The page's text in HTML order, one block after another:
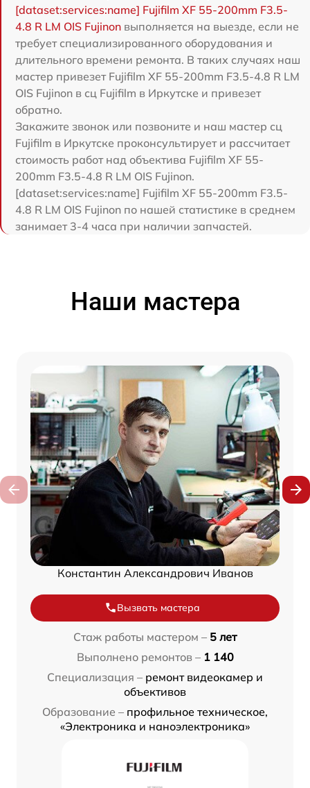
[dataset:services:name] Fujifilm XF 55-200mm F3.5-
4.8 R LM OIS Fujinon выполняется на выезде, если не
требует специализированного оборудования и
длительного времени ремонта. В таких случаях наш
мастер привезет Fujifilm XF 55-200mm F3.5-4.8 R LM
OIS Fujinon в сц Fujifilm в Иркутске и привезет
обратно.
Закажите звонок или позвоните и наш мастер сц
Fujifilm в Иркутске проконсультирует и рассчитает
стоимость работ над объектива Fujifilm XF 55-
200mm F3.5-4.8 R LM OIS Fujinon.
[dataset:services:name] Fujifilm XF 55-200mm F3.5-
4.8 R LM OIS Fujinon по нашей статистике в среднем
занимает 3-4 часа при наличии запчастей.
Наши мастера
Константин Александрович Иванов
Вызвать мастера
Стаж работы мастером – 5 лет
Выполнено ремонтов – 1 140
Специализация – ремонт видеокамер и
объективов
Образование – профильное техническое,
«Электроника и наноэлектроника»